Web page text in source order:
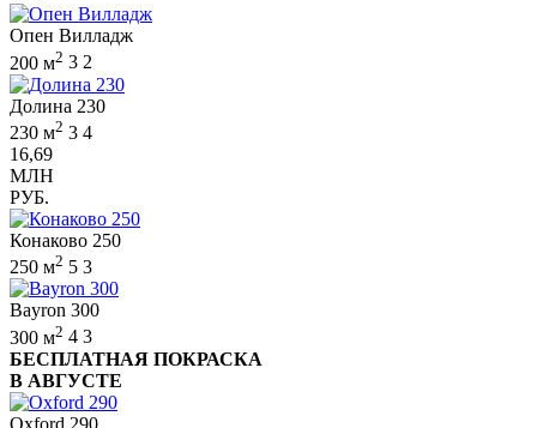
Опен Вилладж
200 м2 3 2
Долина 230
230 м2 3 4
16,69
МЛН
РУБ.
Конаково 250
250 м2 5 3
Bayron 300
300 м2 4 3
БЕСПЛАТНАЯ ПОКРАСКА
В АВГУСТЕ
Oxford 290